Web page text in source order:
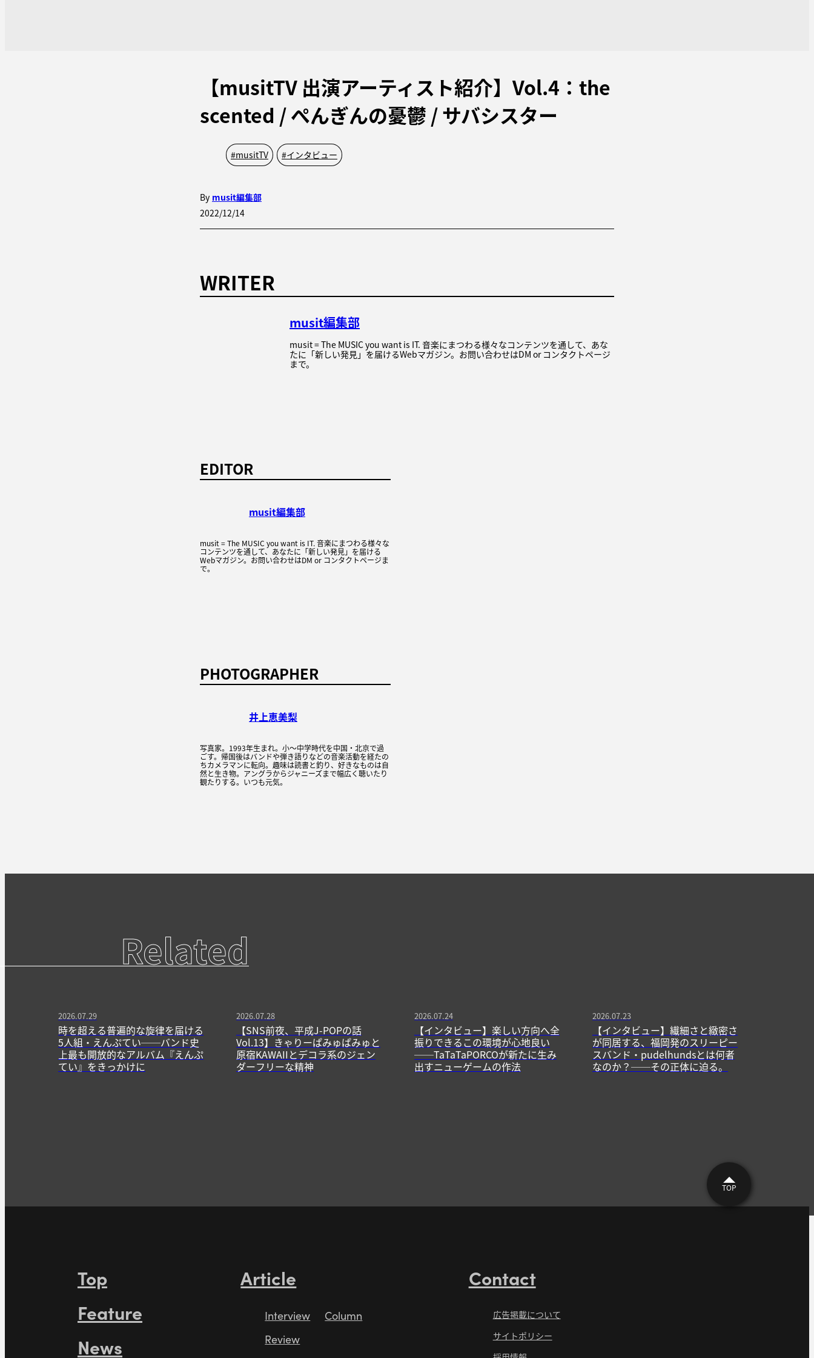
【musitTV 出演アーティスト紹介】Vol.4：the
scented / ぺんぎんの憂鬱 / サバシスター
#musitTV #インタビュー
By musit編集部
2022/12/14
WRITER
musit編集部
musit = The MUSIC you want is IT. 音楽にまつわる様々なコンテンツを通して、あな
たに「新しい発見」を届けるWebマガジン。お問い合わせはDM or コンタクトページ
まで。
EDITOR
musit編集部
musit = The MUSIC you want is IT. 音楽にまつわる様々な
コンテンツを通して、あなたに「新しい発見」を届ける
Webマガジン。お問い合わせはDM or コンタクトページま
で。
PHOTOGRAPHER
井上恵美梨
写真家。1993年生まれ。小〜中学時代を中国・北京で過
ごす。帰国後はバンドや弾き語りなどの音楽活動を経たの
ちカメラマンに転向。趣味は読書と釣り、好きなものは自
然と生き物。アングラからジャニーズまで幅広く聴いたり
観たりする。いつも元気。
Related
2026.07.29
時を超える普遍的な旋律を届ける
5人組・えんぷてい──バンド史
上最も開放的なアルバム『えんぷ
てい』をきっかけに
2026.07.28
【SNS前夜、平成J-POPの話
Vol.13】きゃりーぱみゅぱみゅと
原宿KAWAIIとデコラ系のジェン
ダーフリーな精神
2026.07.24
【インタビュー】楽しい方向へ全
振りできるこの環境が心地良い
──TaTaTaPORCOが新たに生み
出すニューゲームの作法
2026.07.23
【インタビュー】繊細さと緻密さ
が同居する、福岡発のスリーピー
スバンド・pudelhundsとは何者
なのか？──その正体に迫る。
TOP
Top
Feature
News
Article
Interview
Review
Column
Contact
広告掲載について
サイトポリシー